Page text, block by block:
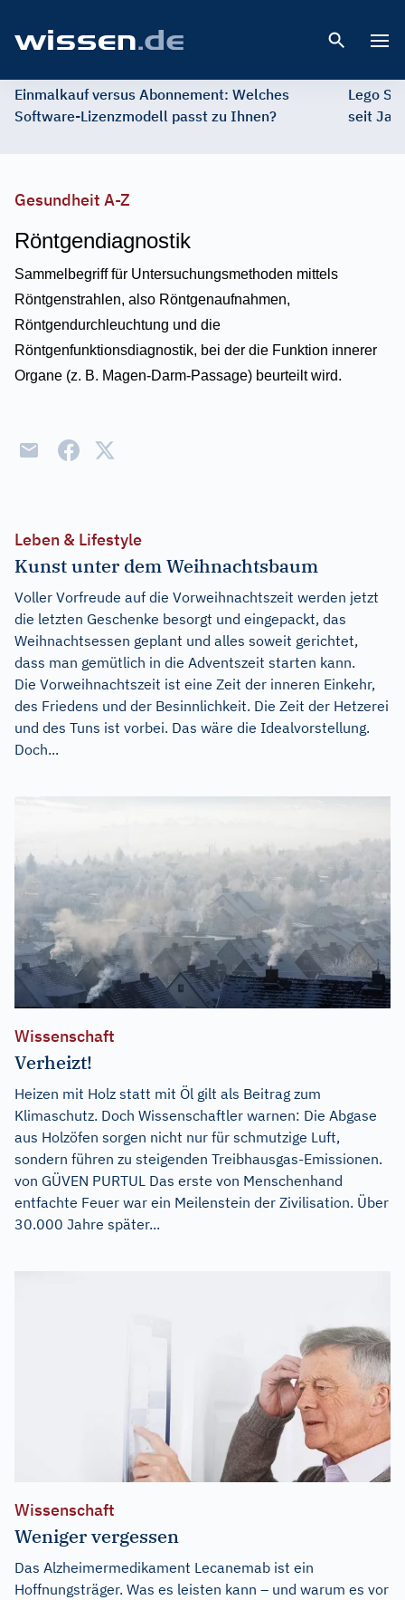
Einmalkauf versus Abonnement: Welches
Software-Lizenzmodell passt zu Ihnen?
Lego
seit
Gesundheit A-Z
Röntgendiagnostik
Sammelbegriff für Untersuchungsmethoden mittels
Röntgenstrahlen, also Röntgenaufnahmen,
Röntgendurchleuchtung und die
Röntgenfunktionsdiagnostik, bei der die Funktion innerer
Organe (z. B. Magen-Darm-Passage) beurteilt wird.
Leben & Lifestyle
Kunst unter dem Weihnachtsbaum
Voller Vorfreude auf die Vorweihnachtszeit werden jetzt
die letzten Geschenke besorgt und eingepackt, das
Weihnachtsessen geplant und alles soweit gerichtet,
dass man gemütlich in die Adventszeit starten kann.
Die Vorweihnachtszeit ist eine Zeit der inneren Einkehr,
des Friedens und der Besinnlichkeit. Die Zeit der Hetzerei
und des Tuns ist vorbei. Das wäre die Idealvorstellung.
Doch...
Wissenschaft
Verheizt!
Heizen mit Holz statt mit Öl gilt als Beitrag zum
Klimaschutz. Doch Wissenschaftler warnen: Die Abgase
aus Holzöfen sorgen nicht nur für schmutzige Luft,
sondern führen zu steigenden Treibhausgas-Emissionen.
von GÜVEN PURTUL Das erste von Menschenhand
entfachte Feuer war ein Meilenstein der Zivilisation. Über
30.000 Jahre später...
Wissenschaft
Weniger vergessen
Das Alzheimermedikament Lecanemab ist ein
Hoffnungsträger. Was es leisten kann – und warum es vor